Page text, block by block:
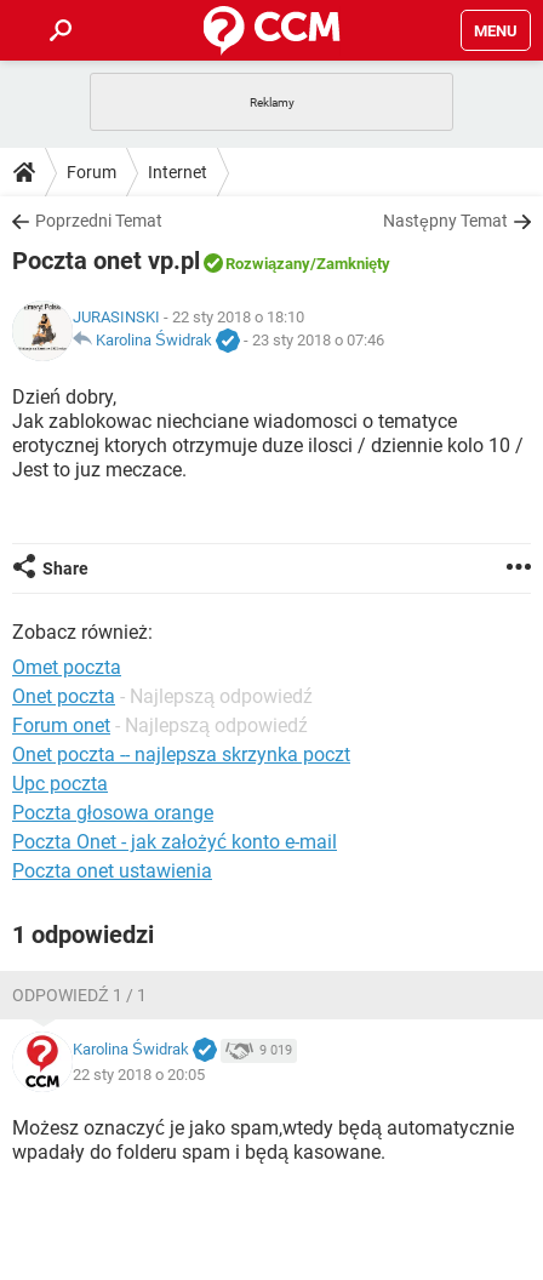
MENU
GRY
SPOTIFY
INSTAGRAM FACEBOOK
WINDOWS 10
PORADY
PlayStation
INSTAGRAM FACEBOOK
WINDOWS 10
DO POBRANIA
ANDROID TIKTOK
GRY
IOS NETFLIX
INSTAGRAM
WINDOWS 10
COVID-19 TIKTOK
GRY
SPOTIFY
INSTAGRAM FACEBOOK
ARTYKUŁY
COVID-19
GRY WHATSAPP
SPOTIFY
WINDOWS 10
Forum Internet
Poprzedni Temat Następny Temat
Poczta onet vp.pl Rozwiązany/Zamknięty
JURASINSKI - 22 sty 2018 o 18:10
Karolina Świdrak
- 23 sty 2018 o 07:46
Dzień dobry,
Jak zablokowac niechciane wiadomosci o tematyce
erotycznej ktorych otrzymuje duze ilosci / dziennie kolo 10 /
Jest to juz meczace.
Share
Zobacz również:
Omet poczta
Onet poczta - Najlepszą odpowiedź
Forum onet - Najlepszą odpowiedź
Onet poczta -- najlepsza skrzynka poczt
Upc poczta
Poczta głosowa orange
Poczta Onet - jak założyć konto e-mail
Poczta onet ustawienia
1 odpowiedzi
ODPOWIEDŹ 1 / 1
Karolina Świdrak 9 019
22 sty 2018 o 20:05
Możesz oznaczyć je jako spam,wtedy będą automatycznie
wpadały do folderu spam i będą kasowane.